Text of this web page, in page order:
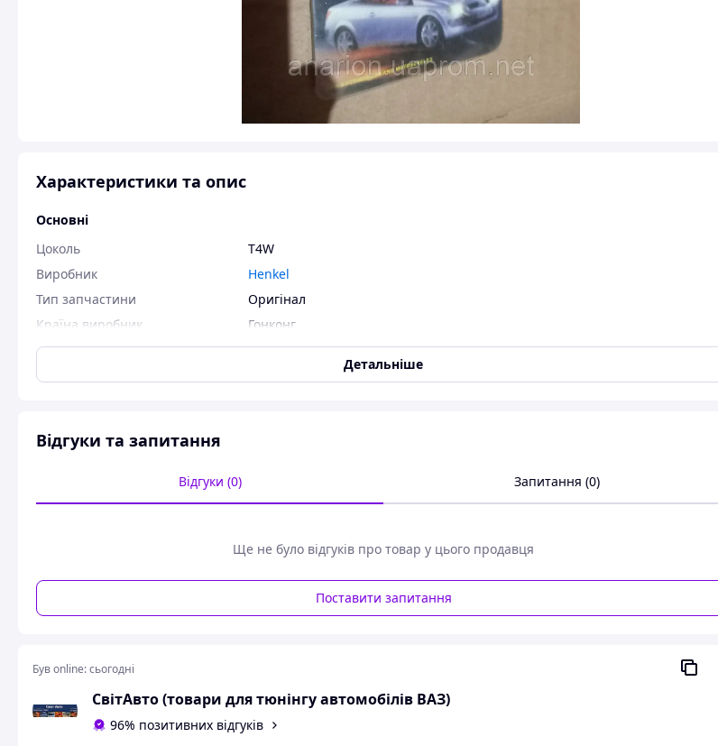
Характеристики та опис
Основні
Цоколь
T4W
Виробник
Henkel
Тип запчастини
Оригінал
Країна виробник
Гонконг
Тип техніки
Легковий автомобіль
Напруга живлення
Тип лампи
Користувальницькі характеристики
1984-, ВАЗ 2105 1981-, ВАЗ 2106 1975-2005, ВАЗ 2107 1982-2012, ВАЗ 2108
Діоди цокольні T4W для габаритів, зеленого кольору.
Потужність 4 вт.
У комплекті 2 штуки.
Детальніше
Відгуки та запитання
Відгуки (0) Запитання (0)
Ще не було відгуків про товар у цього продавця
Поставити запитання
Був online:сьогодні
СвітАвто (товари для тюнінгу автомобілів ВАЗ)
96% позитивних відгуків